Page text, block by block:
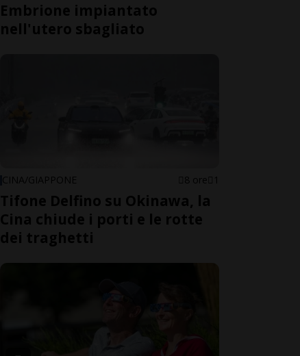
Embrione impiantato
nell'utero sbagliato
CINA/GIAPPONE 8 ore 1
Tifone Delfino su Okinawa, la
Cina chiude i porti e le rotte
dei traghetti